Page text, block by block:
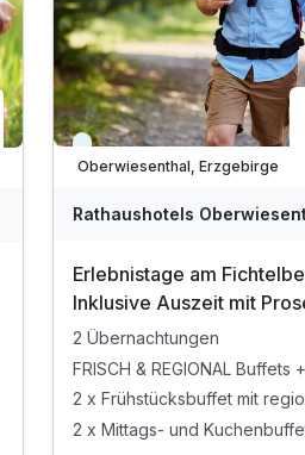
WAR
202
Immer verfügbar
Oberwiesenthal, Erzgebirge
Rathaushotels
Erlebnistage am
Inklusive Auszeit mit
2 Übernachtungen
FRISCH & REGIONAL
2 x Frühstücksbuffet mit
2 x Mittags- und